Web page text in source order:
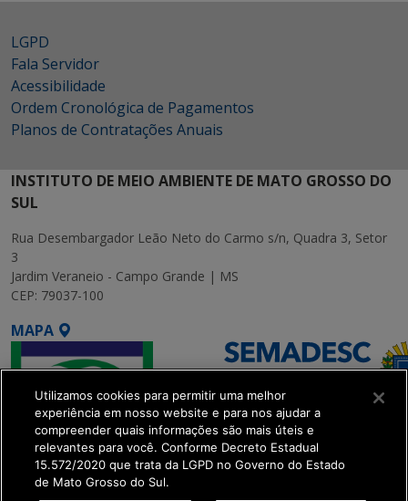
LGPD
Fala Servidor
Acessibilidade
Ordem Cronológica de Pagamentos
Planos de Contratações Anuais
INSTITUTO DE MEIO AMBIENTE DE MATO GROSSO DO
SUL
Rua Desembargador Leão Neto do Carmo s/n, Quadra 3, Setor
3
Jardim Veraneio - Campo Grande | MS
CEP: 79037-100
MAPA
SETDIG | Secretaria-
Executiva de
Utilizamos cookies para permitir uma melhor
experiência em nosso website e para nos ajudar a
compreender quais informações são mais úteis e
relevantes para você. Conforme Decreto Estadual
15.572/2020 que trata da LGPD no Governo do Estado
de Mato Grosso do Sul.